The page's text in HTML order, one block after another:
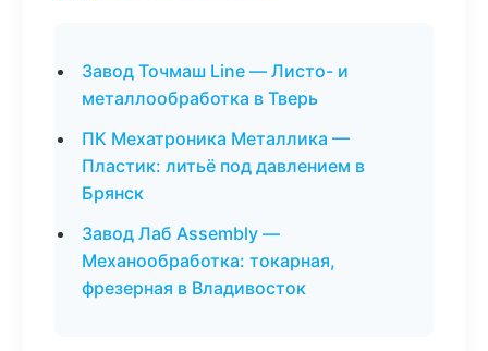
Завод Точмаш Line — Листо- и
металлообработка в Тверь
ПК Мехатроника Металлика —
Пластик: литьё под давлением в
Брянск
Завод Лаб Assembly —
Механообработка: токарная,
фрезерная в Владивосток